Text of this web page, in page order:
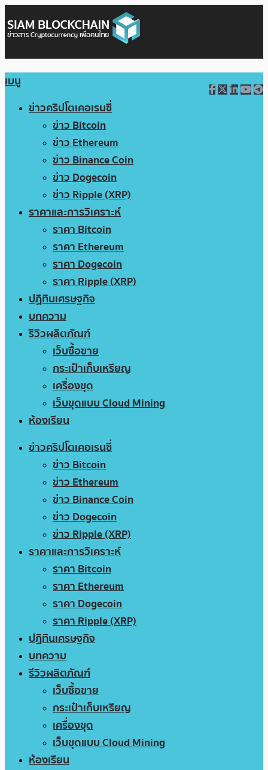
เมนู
ข่าวคริปโตเคอเรนซี่
ข่าว Bitcoin
ข่าว Ethereum
ข่าว Binance Coin
ข่าว Dogecoin
ข่าว Ripple (XRP)
ราคาและการวิเคราะห์
ราคา Bitcoin
ราคา Ethereum
ราคา Dogecoin
ราคา Ripple (XRP)
ปฏิทินเศรษฐกิจ
บทความ
รีวิวผลิตภัณฑ์
เว็บซื้อขาย
กระเป๋าเก็บเหรียญ
เครื่องขุด
เว็บขุดแบบ Cloud Mining
ห้องเรียน
ข่าวคริปโตเคอเรนซี่
ข่าว Bitcoin
ข่าว Ethereum
ข่าว Binance Coin
ข่าว Dogecoin
ข่าว Ripple (XRP)
ราคาและการวิเคราะห์
ราคา Bitcoin
ราคา Ethereum
ราคา Dogecoin
ราคา Ripple (XRP)
ปฏิทินเศรษฐกิจ
บทความ
รีวิวผลิตภัณฑ์
เว็บซื้อขาย
กระเป๋าเก็บเหรียญ
เครื่องขุด
เว็บขุดแบบ Cloud Mining
ห้องเรียน